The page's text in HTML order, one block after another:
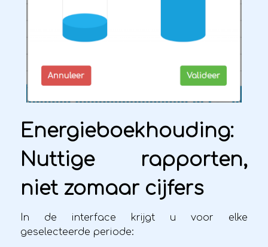
Energieboekhouding:
Nuttige rapporten,
niet zomaar cijfers
In de interface krijgt u voor elke
geselecteerde periode: